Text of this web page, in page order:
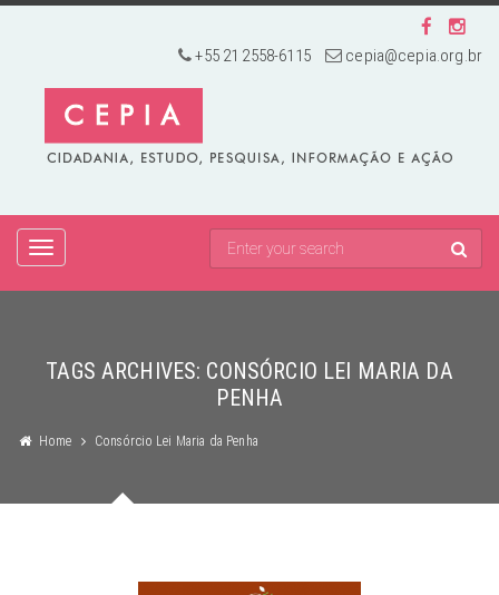
+55 21 2558-6115 cepia@cepia.org.br
TOGGLE
TAGS ARCHIVES: CONSÓRCIO LEI MARIA DA
PENHA
Home Consórcio Lei Maria da Penha